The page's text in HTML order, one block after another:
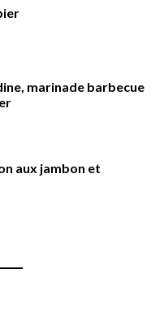
marinade barbecue
aux jambon et